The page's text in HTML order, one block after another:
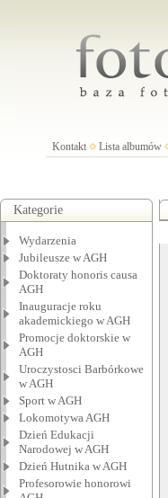
Kontakt Lista albumów
Kategorie
Wydarzenia
Jubileusze w AGH
Doktoraty honoris causa
AGH
Inauguracje roku
akademickiego w AGH
Promocje doktorskie w
AGH
Uroczystosci Barbórkowe
w AGH
Sport w AGH
Lokomotywa AGH
Dzień Edukacji
Narodowej w AGH
Dzień Hutnika w AGH
Profesorowie honorowi